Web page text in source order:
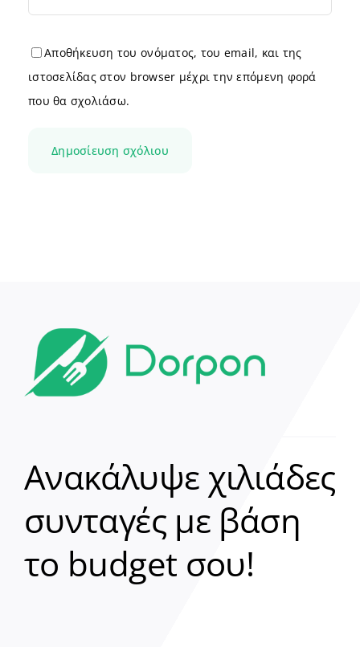
Αποθήκευση του ονόματος, του email, και της
ιστοσελίδας στον browser μέχρι την επόμενη φορά
που θα σχολιάσω.
Ανακάλυψε χιλιάδες
συνταγές με βάση
το budget σου!